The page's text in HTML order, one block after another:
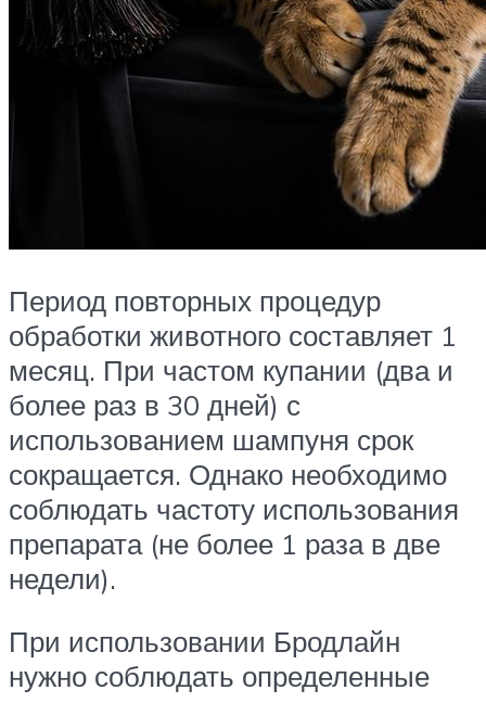
Период повторных процедур
обработки животного составляет 1
месяц. При частом купании (два и
более раз в 30 дней) с
использованием шампуня срок
сокращается. Однако необходимо
соблюдать частоту использования
препарата (не более 1 раза в две
недели).
При использовании Бродлайн
нужно соблюдать определенные